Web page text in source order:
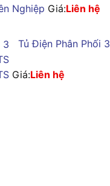
Nghiệp Giá:Liên hệ
Tủ Điện Phân Phối 3
Giá:Liên hệ